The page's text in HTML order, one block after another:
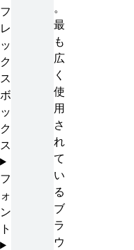
。
最
も
広
く
使
用
さ
れ
て
い
る
ブ
ラ
ウ
フ
レ
ッ
ク
ス
ボ
ッ
ク
ス
フ
ォ
ン
ト